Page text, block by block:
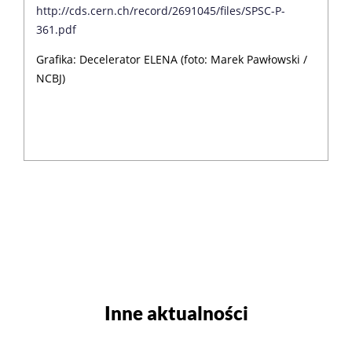
http://cds.cern.ch/record/2691045/files/SPSC-P-
361.pdf
Grafika: Decelerator ELENA (foto: Marek Pawłowski /
NCBJ)
Inne aktualności